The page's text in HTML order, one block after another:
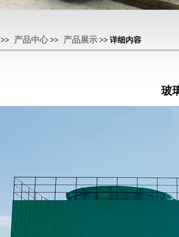
>> 产品中心>> 产品展示 >> 详细内容
玻